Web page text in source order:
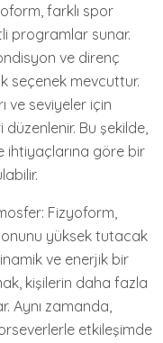
farklı spor
programlar sunar.
ve direnç
seçenek mevcuttur.
ve seviyeler için
Bu şekilde,
ihtiyaçlarına göre bir
Fizyoform,
yüksek tutacak
ve enerjik bir
kişilerin daha fazla
Aynı zamanda,
etkileşimde